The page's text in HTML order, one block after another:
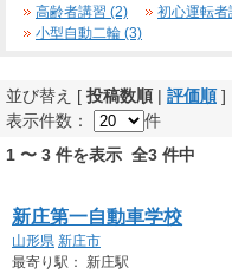
高齢者講習 (2)
初心運転者
小型自動二輪 (3)
並び替え [ 投稿数順| 評価順]
表示件数：
件
1 〜 3 件を表示 全3 件中
新庄第一自動車学校
山形県 新庄市
最寄り駅： 新庄駅